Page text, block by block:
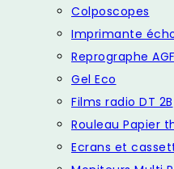
Colposcopes
Imprimante
Reprographe
Gel Eco
Films radio DT 2B
Rouleau Papier
Ecrans et